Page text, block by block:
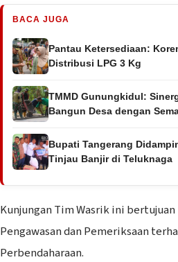
BACA JUGA
Pantau Ketersediaan:
Distribusi LPG 3 Kg
TMMD Gunungkidul:
Bangun Desa dengan
Bupati Tangerang
Tinjau Banjir di Teluknaga
Kunjungan Tim Wasrik ini
Pengawasan dan Pemeriksaan
Perbendaharaan.